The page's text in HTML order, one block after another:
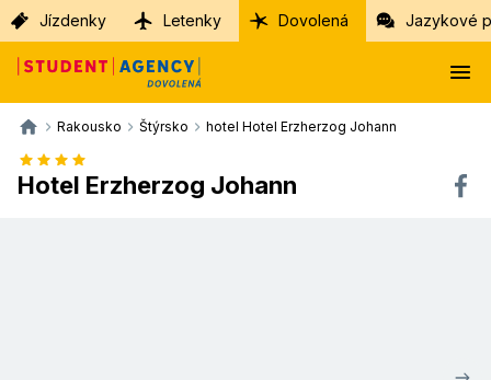
Jízdenky Letenky Dovolená Jazykové
Rakousko Štýrsko hotel Hotel Erzherzog Johann
Hotel Erzherzog Johann